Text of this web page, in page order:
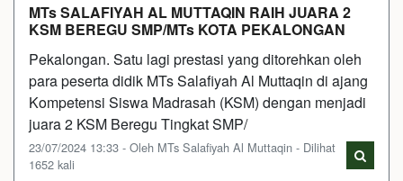
MTs SALAFIYAH AL MUTTAQIN RAIH JUARA 2
KSM BEREGU SMP/MTs KOTA PEKALONGAN
Pekalongan. Satu lagi prestasi yang ditorehkan oleh
para peserta didik MTs Salafiyah Al Muttaqin di ajang
Kompetensi Siswa Madrasah (KSM) dengan menjadi
juara 2 KSM Beregu Tingkat SMP/
23/07/2024 13:33 - Oleh MTs Salafiyah Al Muttaqin - Dilihat
1652 kali